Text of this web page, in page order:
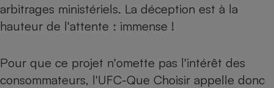
arbitrages ministériels. La déception est à la
hauteur de l'attente : immense !
Pour que ce projet n'omette pas l'intérêt des
consommateurs, l'UFC-Que Choisir appelle donc
Robot ménager